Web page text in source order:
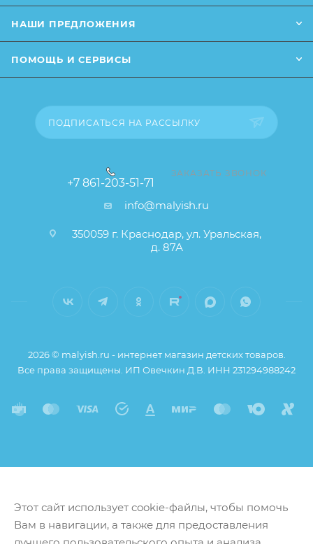
жидкостью с температурой более 37С
Если пища слишком горячая, кончик ложки
Изготовлена из высококачественного
Не содержит BPA (Бисфенол-А)
Не использовать в стерилизаторе, не кипятить
влияющие на основные потребительские свойства
свойства и иные существенные элементы товара и
НАШИ ПРЕДЛОЖЕНИЯ
ПОМОЩЬ И СЕРВИСЫ
ПОДПИСАТЬСЯ НА РАССЫЛКУ
+7 861-203-51-71
ЗАКАЗАТЬ ЗВОНОК
info@malyish.ru
350059 г. Краснодар, ул. Уральская,
д. 87А
2026 © malyish.ru - интернет магазин детских товаров.
Все права защищены. ИП Овечкин Д.В. ИНН 231294988242
Этот сайт использует cookie-файлы, чтобы помочь
Вам в навигации, а также для предоставления